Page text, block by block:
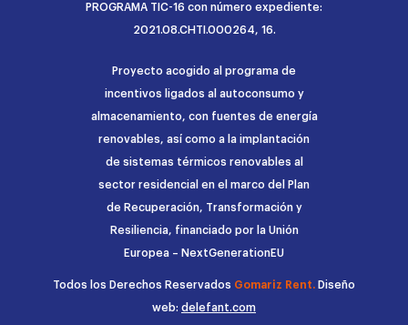
PROGRAMA TIC-16 con número expediente:
2021.08.CHTI.000264, 16.
Proyecto acogido al programa de
incentivos ligados al autoconsumo y
almacenamiento, con fuentes de energía
renovables, así como a la implantación
de sistemas térmicos renovables al
sector residencial en el marco del Plan
de Recuperación, Transformación y
Resiliencia, financiado por la Unión
Europea – NextGenerationEU
Todos los Derechos Reservados Gomariz Rent. Diseño
web: delefant.com